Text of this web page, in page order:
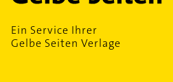
Ein Service Ihrer
Gelbe Seiten Verlage